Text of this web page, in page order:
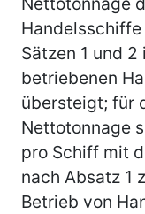
Sätzen 1 und
betriebenen
übersteigt; für
Nettotonnage
pro Schiff mit
nach Absatz 1
Betrieb von